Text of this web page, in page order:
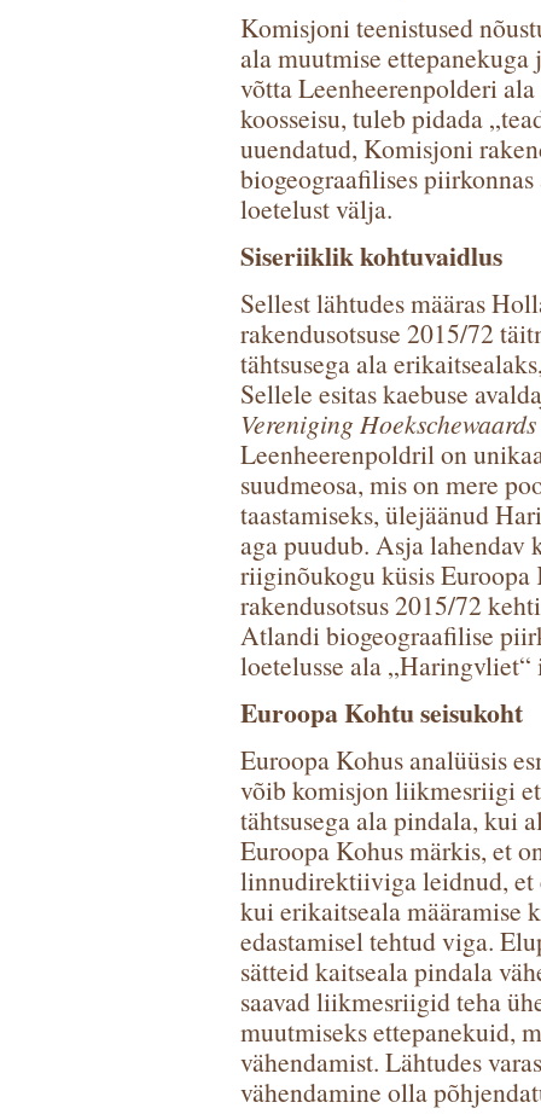
Komisjoni teenistused
ala muutmise
võtta Leenheerenpolderi
koosseisu, tuleb pidada
uuendatud, Komisjoni
biogeograafilises piirkonnas
loetelust välja.
Siseriiklik kohtuvaidlus
Sellest lähtudes määras
rakendusotsuse 2015/72
tähtsusega ala
Sellele esitas kaebuse
Vereniging
Leenheerenpoldril on
suudmeosa, mis on mere
taastamiseks, ülejäänud
aga puudub. Asja lahendav
riiginõukogu küsis Euroopa
rakendusotsus 2015/72
Atlandi biogeograafilise
loetelusse ala
Euroopa Kohtu seisukoht
Euroopa Kohus analüüsis
võib komisjon liikmesriigi
tähtsusega ala pindala, kui
Euroopa Kohus märkis, et
linnudirektiiviga leidnud, et
kui erikaitseala määramise
edastamisel tehtud viga.
sätteid kaitseala pindala
saavad liikmesriigid teha
muutmiseks ettepanekuid,
vähendamist. Lähtudes
vähendamine olla